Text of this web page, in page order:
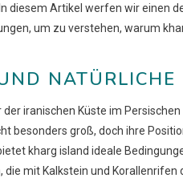
diesem Artikel werfen wir einen
um zu verstehen, warum
NATÜRLICHE
iranischen Küste im
besonders groß, doch ihre
kharg island ideale
die mit Kalkstein und